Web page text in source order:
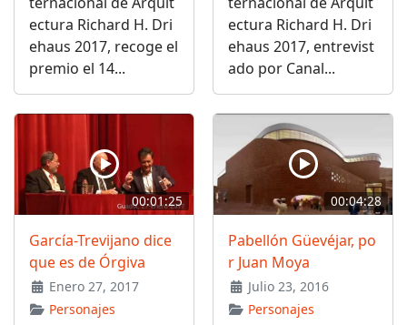
ectura Richard H. Dri
ehaus 2017, recoge el
premio el 14...
ectura Richard H. Dri
ehaus 2017, entrevist
ado por Canal...
00:01:25
García-Trevijano dice
que es de Órgiva
Enero 27, 2017
Personajes
00:04:28
Pabellón Güevéjar, po
r Juan Moya
Julio 23, 2016
Personajes